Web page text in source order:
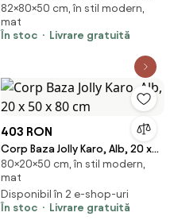
Sonoma, 80 x 50 x 82 cm
82×80×50 cm, în stil modern,
mat
În stoc
Livrare gratuită
403 RON
Corp Baza Jolly Karo, Alb, 20 x
50 x 80 cm
80×20×50 cm, în stil modern,
mat
Disponibil în 2 e-shop-uri
În stoc
Livrare gratuită